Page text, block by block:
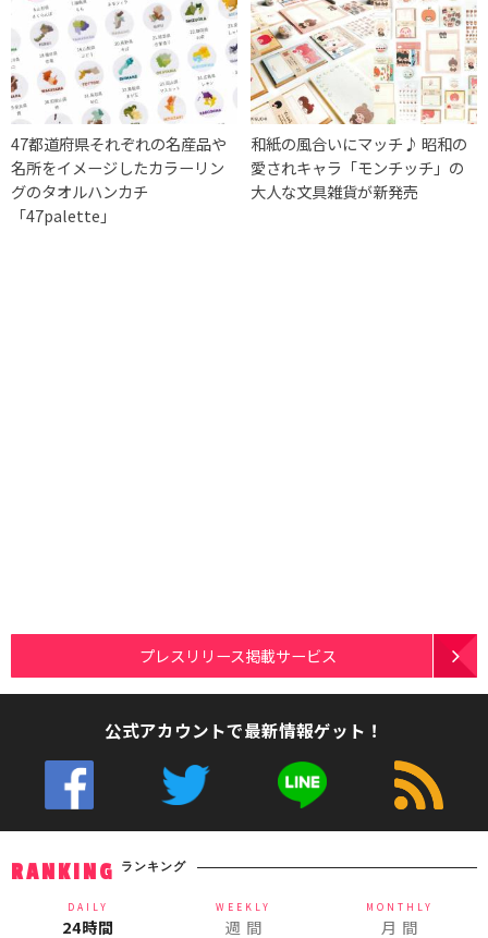
47都道府県それぞれの名産品や
名所をイメージしたカラーリン
グのタオルハンカチ
「47palette」
和紙の風合いにマッチ♪ 昭和の
愛されキャラ「モンチッチ」の
大人な文具雑貨が新発売
プレスリリース掲載サービス
公式アカウントで最新情報ゲット！
RANKING ランキング
DAILY
24時間
WEEKLY
週 間
MONTHLY
月 間